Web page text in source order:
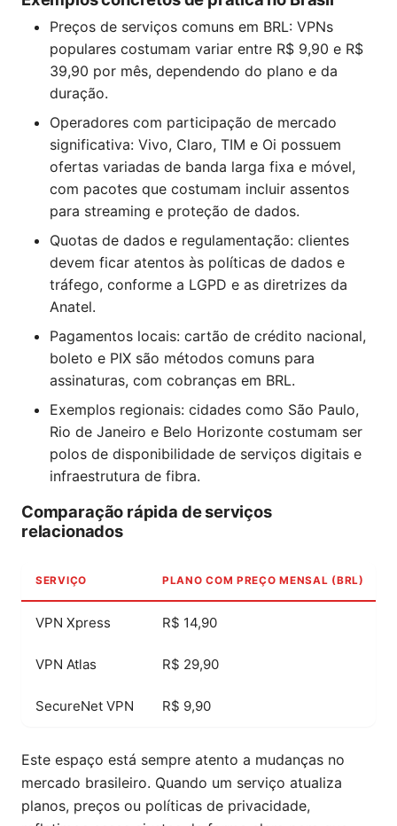
Preços de serviços comuns em BRL: VPNs
populares costumam variar entre R$ 9,90 e R$
39,90 por mês, dependendo do plano e da
duração.
Operadores com participação de mercado
significativa: Vivo, Claro, TIM e Oi possuem
ofertas variadas de banda larga fixa e móvel,
com pacotes que costumam incluir assentos
para streaming e proteção de dados.
Quotas de dados e regulamentação: clientes
devem ficar atentos às políticas de dados e
tráfego, conforme a LGPD e as diretrizes da
Anatel.
Pagamentos locais: cartão de crédito nacional,
boleto e PIX são métodos comuns para
assinaturas, com cobranças em BRL.
Exemplos regionais: cidades como São Paulo,
Rio de Janeiro e Belo Horizonte costumam ser
polos de disponibilidade de serviços digitais e
infraestrutura de fibra.
Comparação rápida de serviços
relacionados
SERVIÇO PLANO COM PREÇO MENSAL (BRL)
VPN Xpress R$ 14,90
VPN Atlas R$ 29,90
SecureNet VPN R$ 9,90
Este espaço está sempre atento a mudanças no
mercado brasileiro. Quando um serviço atualiza
planos, preços ou políticas de privacidade,